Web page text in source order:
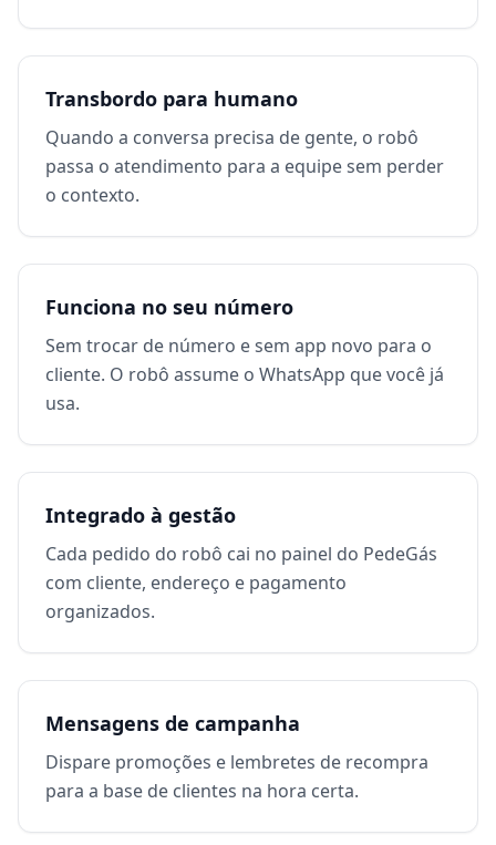
Transbordo para humano
Quando a conversa precisa de gente, o robô
passa o atendimento para a equipe sem perder
o contexto.
Funciona no seu número
Sem trocar de número e sem app novo para o
cliente. O robô assume o WhatsApp que você já
usa.
Integrado à gestão
Cada pedido do robô cai no painel do PedeGás
com cliente, endereço e pagamento
organizados.
Mensagens de campanha
Dispare promoções e lembretes de recompra
para a base de clientes na hora certa.